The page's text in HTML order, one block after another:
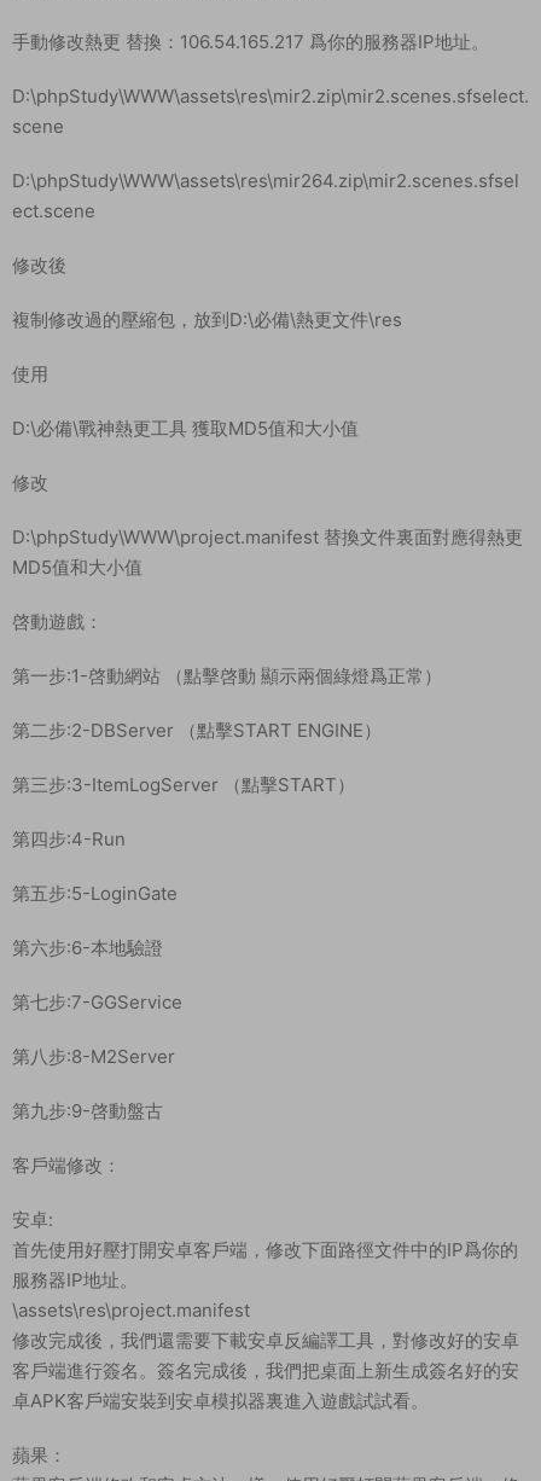
手動修改熱更 替換：106.54.165.217 爲你的服務器IP地址。
D:\phpStudy\WWW\assets\res\mir2.zip\mir2.scenes.sfselect.
scene
D:\phpStudy\WWW\assets\res\mir264.zip\mir2.scenes.sfsel
ect.scene
修改後
複制修改過的壓縮包，放到D:\必備\熱更文件\res
使用
D:\必備\戰神熱更工具 獲取MD5值和大小值
修改
D:\phpStudy\WWW\project.manifest 替換文件裏面對應得熱更
MD5值和大小值
啓動遊戲：
第一步:1-啓動網站 （點擊啓動 顯示兩個綠燈爲正常）
第二步:2-DBServer （點擊START ENGINE）
第三步:3-ItemLogServer （點擊START）
第四步:4-Run
第五步:5-LoginGate
第六步:6-本地驗證
第七步:7-GGService
第八步:8-M2Server
第九步:9-啓動盤古
客戶端修改：
安卓:
首先使用好壓打開安卓客戶端，修改下面路徑文件中的IP爲你的
服務器IP地址。
\assets\res\project.manifest
修改完成後，我們還需要下載安卓反編譯工具，對修改好的安卓
客戶端進行簽名。簽名完成後，我們把桌面上新生成簽名好的安
卓APK客戶端安裝到安卓模拟器裏進入遊戲試試看。
蘋果：